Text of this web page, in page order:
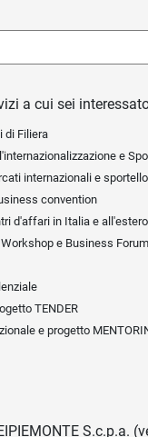
a cui sei
di Filiera
e
internazionali e
convention
d'affari in Italia e all'estero
e Business Forum
TENDER
e progetto
S.c.p.a.